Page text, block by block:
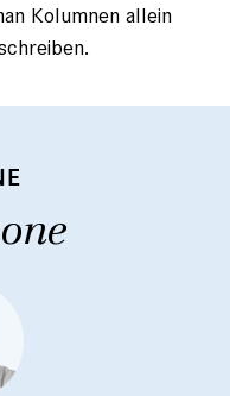
Kolumnen allein